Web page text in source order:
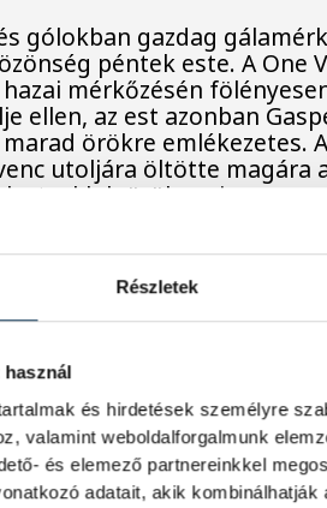
Részletek
és hirdetések személyre
valamint weboldalforgalmunk
és elemező partnereinkkel
adatait, akik kombinálhatják
gólokban gazdag
péntek este. A One
mérkőzésén
ellen, az est azonban
örökre emlékezetes.
utoljára öltötte magára
a klub örökre
Csaba:
a Bajnokok
vág neki a 2026/27-
férfi kézilabdacsapata. A
sajtótájékoztatóján
kijelentette: a jubileumi